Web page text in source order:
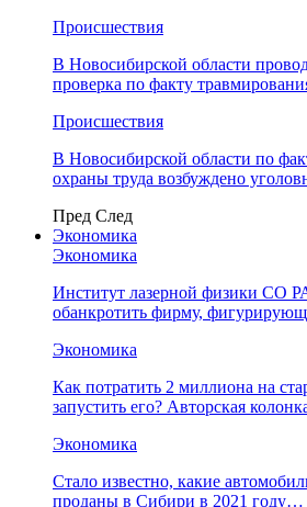
Происшествия
В Новосибирской области
проверка по факту
Происшествия
В Новосибирской области по
охраны труда возбуждено
Пред След
Экономика
Экономика
Институт лазерной физики СО
обанкротить фирму,
Экономика
Как потратить 2 миллиона на
запустить его? Авторская
Экономика
Стало известно, какие
проданы в Сибири в 2021 году…